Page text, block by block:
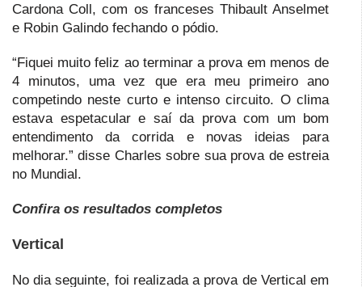
Cardona Coll, com os franceses Thibault Anselmet
e Robin Galindo fechando o pódio.
“Fiquei muito feliz ao terminar a prova em menos de
4 minutos, uma vez que era meu primeiro ano
competindo neste curto e intenso circuito. O clima
estava espetacular e saí da prova com um bom
entendimento da corrida e novas ideias para
melhorar.” disse Charles sobre sua prova de estreia
no Mundial.
Confira os resultados completos
Vertical
No dia seguinte, foi realizada a prova de Vertical em